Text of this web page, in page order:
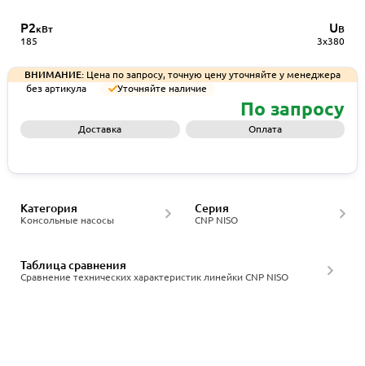
P2кВт
185
UВ
3x380
ВНИМАНИЕ: Цена по запросу, точную цену уточняйте у менеджера
без артикула
Уточняйте наличие
По запросу
Доставка Оплата
Консольные насосы
Категория
CNP NISO
Серия
Сравнение технических характеристик линейки CNP NISO
Таблица сравнения